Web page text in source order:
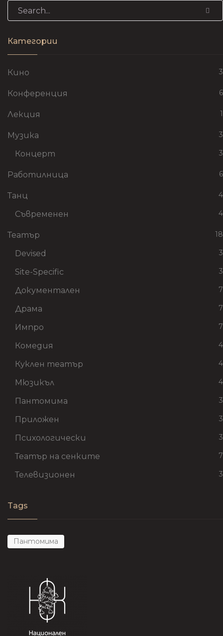
Search for:
Категории
Кино 3
Конференция 6
Лекция 1
Музика 3
Концерт 3
Работилница 6
Танц 4
Съвременен 4
Театър 18
Devised 3
Site-Specific 3
Документален 7
Драма 7
Импро 7
Комедия 4
Куклен театър 4
Мюзикъл 4
Пантомима 3
Приложен 3
Психологически 3
Театър на сенките 7
Телевизионен 3
Tags
Пантомима